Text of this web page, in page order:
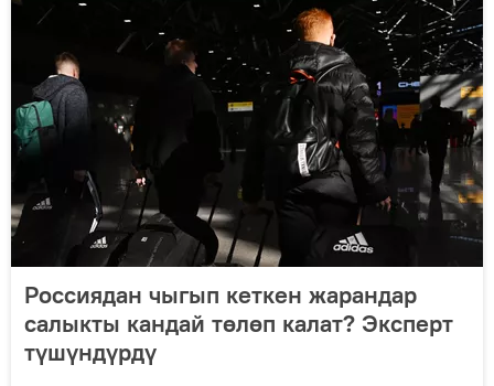
Россиядан чыгып кеткен жарандар
салыкты кандай төлөп калат? Эксперт
түшүндүрдү